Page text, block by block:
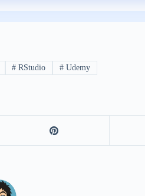
# RStudio # Udemy